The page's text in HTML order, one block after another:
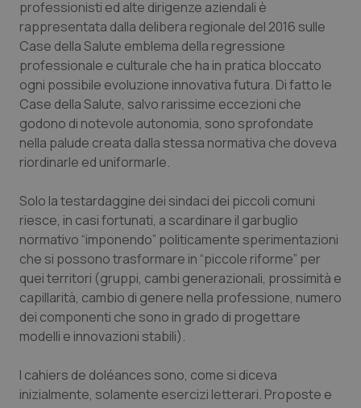
professionisti ed alte dirigenze aziendali è
rappresentata dalla delibera regionale del 2016 sulle
Case della Salute emblema della regressione
professionale e culturale che ha in pratica bloccato
ogni possibile evoluzione innovativa futura. Di fatto le
Case della Salute, salvo rarissime eccezioni che
godono di notevole autonomia, sono sprofondate
nella palude creata dalla stessa normativa che doveva
riordinarle ed uniformarle.
Solo la testardaggine dei sindaci dei piccoli comuni
riesce, in casi fortunati, a scardinare il garbuglio
normativo “imponendo” politicamente sperimentazioni
che si possono trasformare in “piccole riforme” per
quei territori (gruppi, cambi generazionali, prossimità e
capillarità, cambio di genere nella professione, numero
dei componenti che sono in grado di progettare
modelli e innovazioni stabili).
I cahiers de doléances sono, come si diceva
inizialmente, solamente esercizi letterari. Proposte e